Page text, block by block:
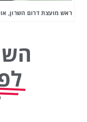
ראש מועצת דרום השרון,